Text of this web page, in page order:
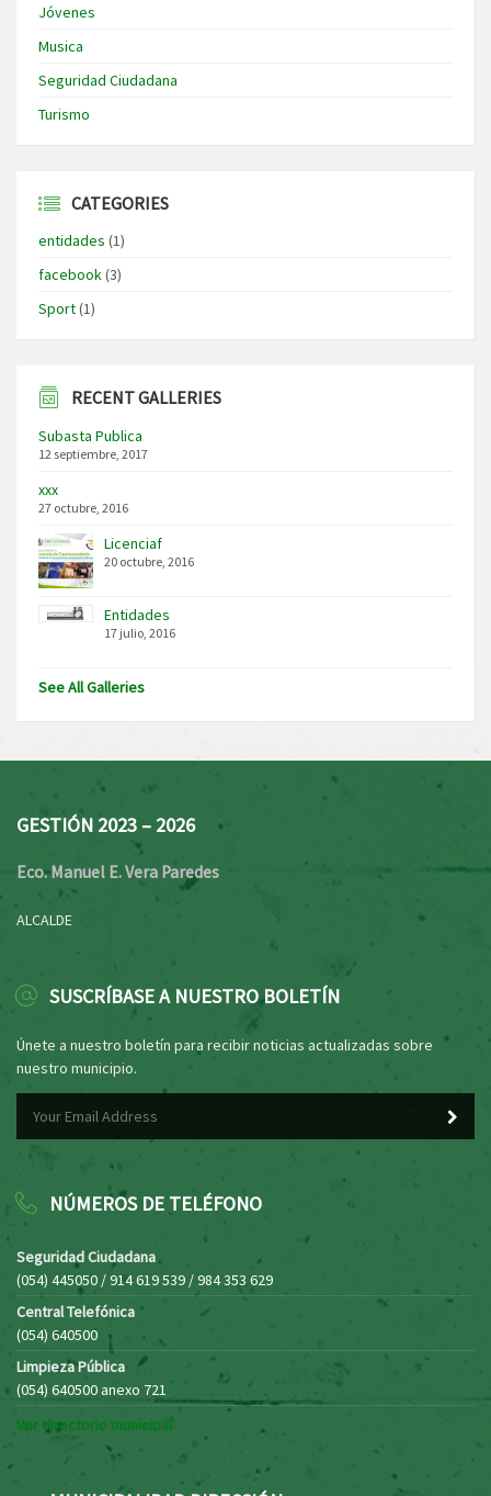
Jóvenes
Musica
Seguridad Ciudadana
Turismo
CATEGORIES
entidades (1)
facebook(3)
Sport(1)
RECENT GALLERIES
Subasta Publica
12 septiembre, 2017
xxx
27 octubre, 2016
Licenciaf
20 octubre, 2016
Entidades
17 julio, 2016
See All Galleries
GESTIÓN 2023 – 2026
Eco. Manuel E. Vera Paredes
ALCALDE
SUSCRÍBASE A NUESTRO BOLETÍN
Únete a nuestro boletín para recibir noticias actualizadas sobre
nuestro municipio.
NÚMEROS DE TELÉFONO
Seguridad Ciudadana
(054) 445050 / 914 619 539 / 984 353 629
Central Telefónica
(054) 640500
Limpieza Pública
(054) 640500 anexo 721
Ver directorio municipal